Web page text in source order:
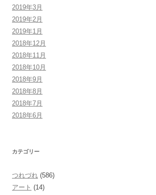
2019年3月
2019年2月
2019年1月
2018年12月
2018年11月
2018年10月
2018年9月
2018年8月
2018年7月
2018年6月
カテゴリー
つれづれ (586)
アート (14)